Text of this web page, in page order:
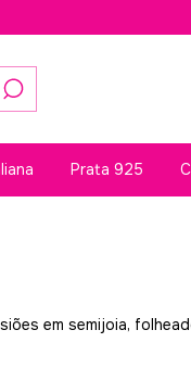
Prata 925
em semijoia,